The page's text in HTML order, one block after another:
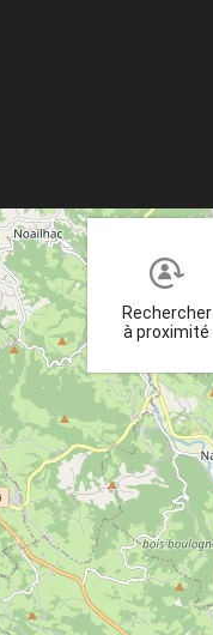
Rechercher
à proximité